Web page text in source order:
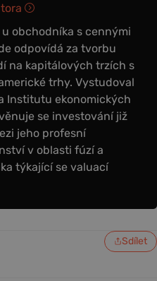
obchodníka s cennými
odpovídá za tvorbu
na kapitálových trzích s
trhy. Vystudoval
Institutu ekonomických
se investování již
jeho profesní
v oblasti fúzí a
týkající se valuací
Sdílet